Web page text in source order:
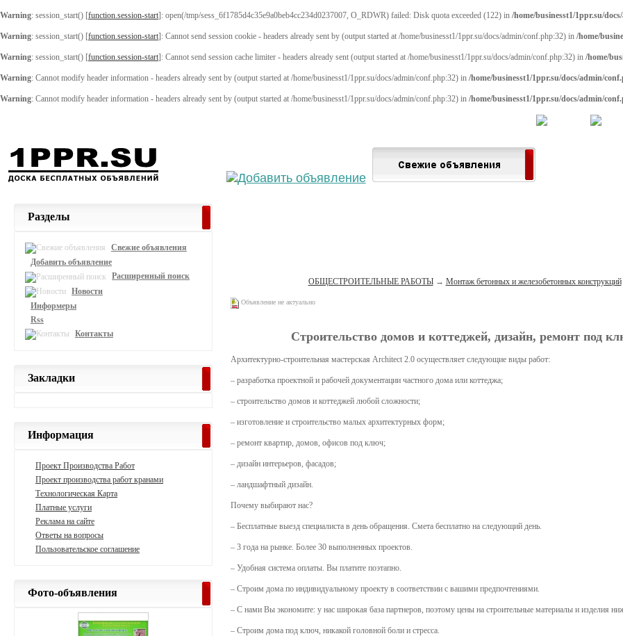
Warning: session_start() [function.session-start]: open(/tmp/sess_6f1785d4c35e9a0beb4cc234d0237007, O_RDWR) failed: Disk quota exceeded (122) in /home/businesst1/1ppr.su/
Warning: session_start() [function.session-start]: Cannot send session cookie - headers already sent by (output started at /home/businesst1/1ppr.su/docs/admin/conf.php:32) in /home/
Warning: session_start() [function.session-start]: Cannot send session cache limiter - headers already sent (output started at /home/businesst1/1ppr.su/docs/admin/conf.php:32) in /home/
Warning: Cannot modify header information - headers already sent by (output started at /home/businesst1/1ppr.su/docs/admin/conf.php:32) in /home/businesst1/1ppr.su/docs/admin/
Warning: Cannot modify header information - headers already sent by (output started at /home/businesst1/1ppr.su/docs/admin/conf.php:32) in /home/businesst1/1ppr.su/docs/admin/
ОБЩЕСТРОИТЕЛЬНЫЕ РАБОТЫ→ Монтаж бетонных и железобетонных конструкций
Объявление не актуально
Строительство домов и коттеджей, дизайн, ремонт под
Архитектурно-строительная мастерская Architect 2.0 осуществляет следующие виды работ:
– разработка проектной и рабочей документации частного дома или коттеджа;
– строительство домов и коттеджей любой сложности;
– изготовление и строительство малых архитектурных форм;
– ремонт квартир, домов, офисов под ключ;
– дизайн интерьеров, фасадов;
– ландшафтный дизайн.
Почему выбирают нас?
– Бесплатные выезд специалиста в день обращения. Смета бесплатно на следующий день.
– 3 года на рынке. Более 30 выполненных проектов.
– Удобная система оплаты. Вы платите поэтапно.
– Строим дома по индивидуальному проекту в соответствии с вашими предпочтениями.
– С нами Вы экономите: у нас широкая база партнеров, поэтому цены на строительные материалы и изделия
– Строим дома под ключ, никакой головной боли и стресса.
Разделы
Свежие объявления
Добавить объявление
Расширенный поиск
Новости
Информеры
Rss
Контакты
Закладки
Информация
Проект Производства Работ
Проект производства работ кранами
Технологическая Карта
Платные услуги
Реклама на сайте
Ответы на вопросы
Пользовательское соглашение
Фото-объявления